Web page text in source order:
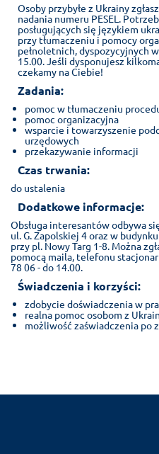
Osoby przybyłe z Ukrainy
nadania numeru PESEL.
posługujących się językiem
przy tłumaczeniu i pomocy
pełnoletnich, dyspozycyjnych
15.00. Jeśli dysponujesz
czekamy na Ciebie!
Zadania:
pomoc w tłumaczeniu
pomoc organizacyjna
wsparcie i towarzyszenie
urzędowych
przekazywanie informacji
Czas trwania:
do ustalenia
Dodatkowe informacje:
Obsługa interesantów odbywa
ul. G. Zapolskiej 4 oraz w
przy pl. Nowy Targ 1-8. Można
pomocą maila, telefonu
78 06 - do 14.00.
Świadczenia i korzyści:
zdobycie doświadczenia w
realna pomoc osobom z
możliwość zaświadczenia po